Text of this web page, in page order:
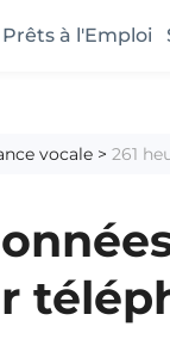
à l'Emploi
vocale > 261